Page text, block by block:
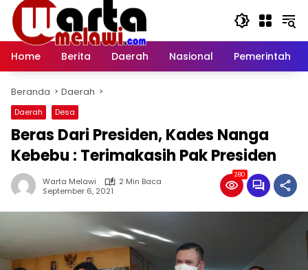
Langsung
konten
Home
Berita Daerah Nasional Pemerintah
Beranda Daerah
Daerah Desa
Beras Dari Presiden, Kades Nanga
Kebebu : Terimakasih Pak Presiden
Warta Melawi
2 Min Baca
September 6, 2021
280